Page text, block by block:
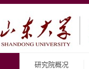
研究院概况